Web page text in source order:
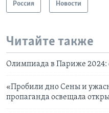
Россия Новости
Читайте также
Олимпиада в Париже
«Пробили дно Сены и
пропаганда освещала